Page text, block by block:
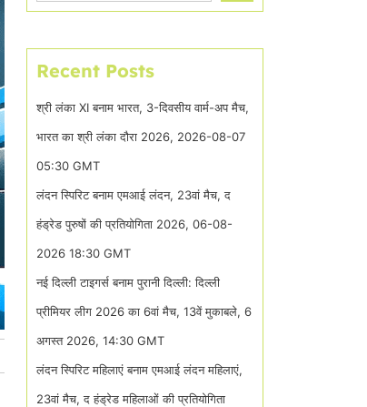
Recent Posts
श्री लंका XI बनाम भारत, 3-दिवसीय वार्म-अप मैच,
भारत का श्री लंका दौरा 2026, 2026-08-07
05:30 GMT
लंदन स्पिरिट बनाम एमआई लंदन, 23वां मैच, द
हंड्रेड पुरुषों की प्रतियोगिता 2026, 06-08-
2026 18:30 GMT
नई दिल्ली टाइगर्स बनाम पुरानी दिल्ली: दिल्ली
प्रीमियर लीग 2026 का 6वां मैच, 13वें मुकाबले, 6
अगस्त 2026, 14:30 GMT
लंदन स्पिरिट महिलाएं बनाम एमआई लंदन महिलाएं,
23वां मैच, द हंड्रेड महिलाओं की प्रतियोगिता